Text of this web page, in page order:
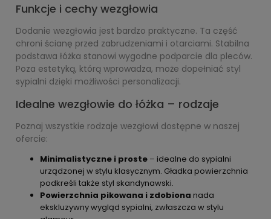
Funkcje i cechy wezgłowia
Dodanie wezgłowia jest bardzo praktyczne. Ta część
chroni ścianę przed zabrudzeniami i otarciami. Stabilna
podstawa łóżka stanowi wygodne podparcie dla pleców.
Poza estetyką, którą wprowadza, może dopełniać styl
sypialni dzięki możliwości personalizacji.
Idealne wezgłowie do łóżka – rodzaje
Poznaj wszystkie rodzaje wezgłowi dostępne w naszej
ofercie:
Minimalistyczne i proste – idealne do sypialni
urządzonej w stylu klasycznym. Gładka powierzchnia
podkreśli także styl skandynawski.
Powierzchnia pikowana i zdobiona nada
ekskluzywny wygląd sypialni, zwłaszcza w stylu